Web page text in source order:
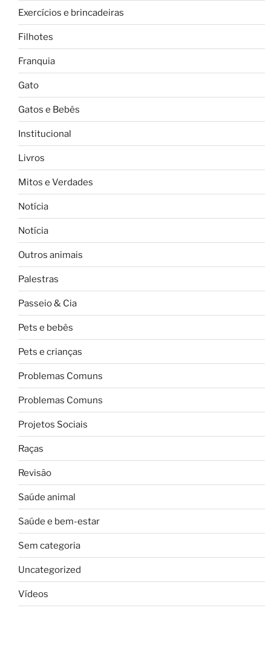
Exercícios e brincadeiras
Filhotes
Franquia
Gato
Gatos e Bebês
Institucional
Livros
Mitos e Verdades
Notícia
Notícia
Outros animais
Palestras
Passeio & Cia
Pets e bebês
Pets e crianças
Problemas Comuns
Problemas Comuns
Projetos Sociais
Raças
Revisão
Saúde animal
Saúde e bem-estar
Sem categoria
Uncategorized
Vídeos